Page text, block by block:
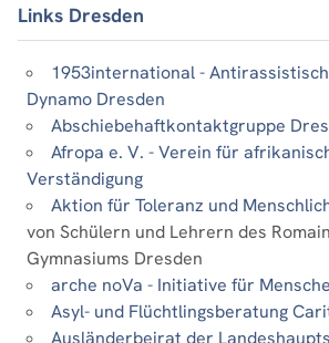
Links Dresden
1953international -
Dynamo Dresden
Abschiebehaftkontaktgruppe
Afropa e. V. - Verein für
Verständigung
Aktion für Toleranz und
von Schülern und Lehrern des
Gymnasiums Dresden
arche noVa - Initiative für
Asyl- und Flüchtlingsberatung
Ausländerbeirat der